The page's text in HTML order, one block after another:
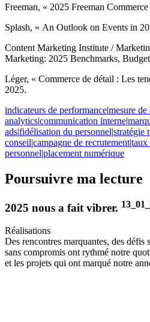
Freeman, « 2025 Freeman
Splash, « An Outlook on Events in
Content Marketing Institute /
Marketing: 2025 Benchmarks,
Léger, « Commerce de détail : Les
2025.
indicateurs de performance|mesure
analytics|communication interne|
ads|fidélisation du personnel|stratégie
conseil|campagne de recrutement|taux
personnel|placement numérique
Poursuivre ma lecture
2025 nous a fait vibrer.
Réalisations
Des rencontres marquantes, des défis
sans compromis ont rythmé notre
et les projets qui ont marqué notre